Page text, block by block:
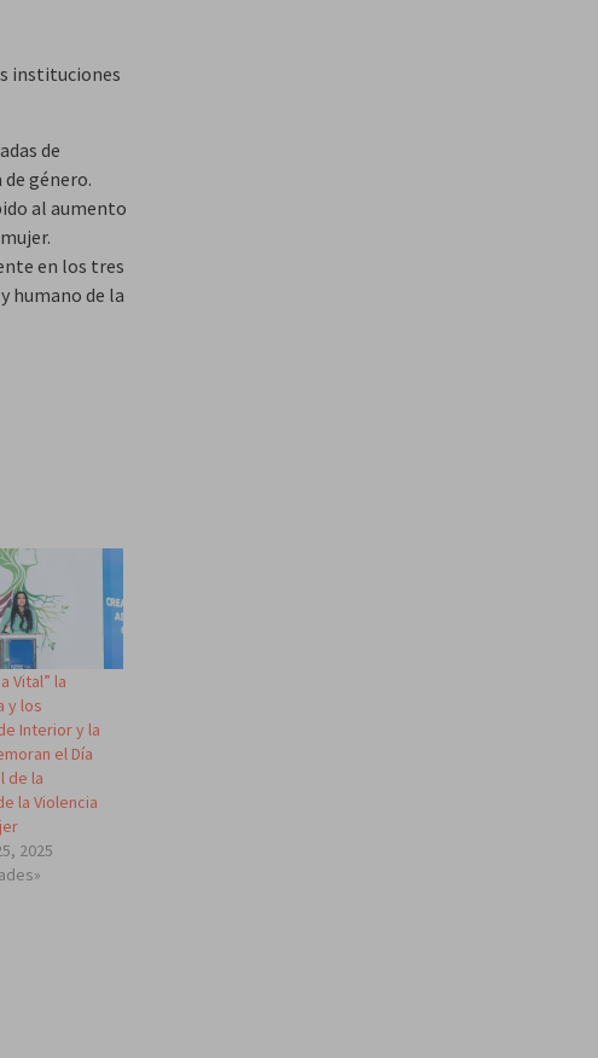
instituciones
de
género.
al aumento
en los tres
humano de la
Vital” la
y los
Interior y la
el Día
de la
la Violencia
2025